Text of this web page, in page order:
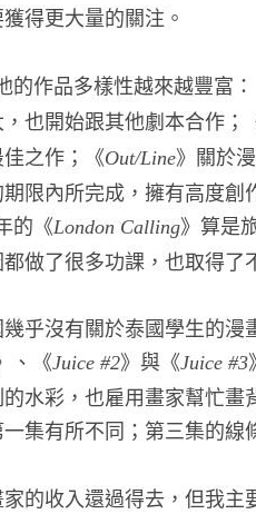
得更大量的關注。
的作品多樣性越來越豐富
也開始跟其他劇本合作；
之作；《Out/Line》關於
限內所完成，擁有高度
的《London Calling》算是
做了很多功課，也取得了
幾乎沒有關於泰國學生的
、《Juice #2》與《Juice #3
水彩，也雇用畫家幫忙
集有所不同；第三集的線
家的收入還過得去，但我